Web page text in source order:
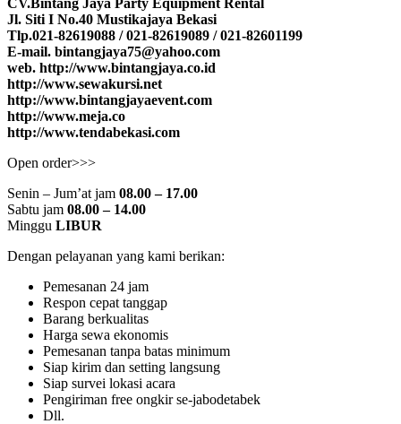
CV.Bintang Jaya Party Equipment Rental
Jl. Siti I No.40 Mustikajaya Bekasi
Tlp.021-82619088 / 021-82619089 / 021-82601199
E-mail. bintangjaya75@yahoo.com
web. http://www.bintangjaya.co.id
http://www.sewakursi.net
http://www.bintangjayaevent.com
http://www.meja.co
http://www.tendabekasi.com
Open order>>>
Senin – Jum’at jam 08.00 – 17.00
Sabtu jam 08.00 – 14.00
Minggu LIBUR
Dengan pelayanan yang kami berikan:
Pemesanan 24 jam
Respon cepat tanggap
Barang berkualitas
Harga sewa ekonomis
Pemesanan tanpa batas minimum
Siap kirim dan setting langsung
Siap survei lokasi acara
Pengiriman free ongkir se-jabodetabek
Dll.